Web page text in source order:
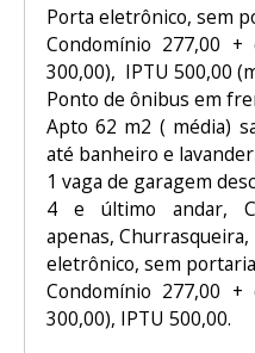
Porta eletrônico, sem
Condomínio 277,00 +
300,00), IPTU 500,00
Ponto de ônibus em
Apto 62 m2 ( média)
até banheiro e
1 vaga de garagem
4 e último andar,
apenas,
eletrônico, sem portaria
Condomínio 277,00 +
300,00), IPTU 500,00.